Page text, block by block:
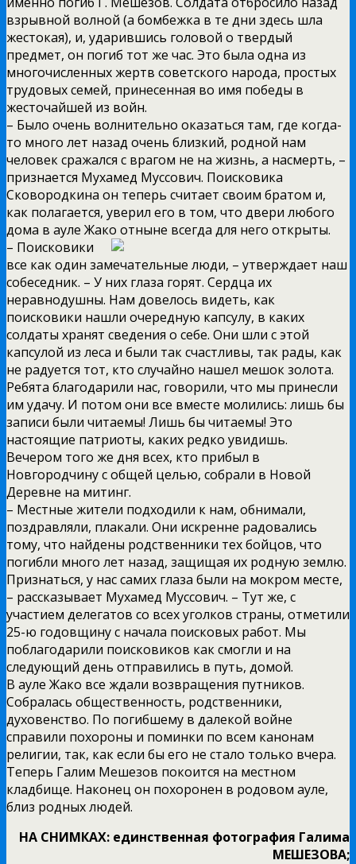
взрывной волной (а бомбежка в те дни здесь шла
жестокая), и, ударившись головой о твердый
предмет, он погиб тот же час. Это была одна из
многочисленных жертв советского народа, простых
трудовых семей, принесенная во имя победы в
жесточайшей из войн.
– Было очень волнительно оказаться там, где когда-
то много лет назад очень близкий, родной нам
человек сражался с врагом не на жизнь, а насмерть, –
признается Мухамед Муссович. Поисковика
Сковородкина он теперь считает своим братом и,
как полагается, уверил его в том, что двери любого
дома в ауле Жако отныне всегда для него открыты.
– Поисковики
все как один замечательные люди, – утверждает наш
собеседник. – У них глаза горят. Сердца их
неравнодушны. Нам довелось видеть, как
поисковики нашли очередную капсулу, в каких
солдаты хранят сведения о себе. Они шли с этой
капсулой из леса и были так счастливы, так рады, как
не радуется тот, кто случайно нашел мешок золота.
Ребята благодарили нас, говорили, что мы принесли
им удачу. И потом они все вместе молились: лишь бы
записи были читаемы! Лишь бы читаемы! Это
настоящие патриоты, каких редко увидишь.
Вечером того же дня всех, кто прибыл в
Новгородчину с общей целью, собрали в Новой
Деревне на митинг.
– Местные жители подходили к нам, обнимали,
поздравляли, плакали. Они искренне радовались
тому, что найдены родственники тех бойцов, что
погибли много лет назад, защищая их родную землю.
Признаться, у нас самих глаза были на мокром месте,
– рассказывает Мухамед Муссович. – Тут же, с
участием делегатов со всех уголков страны, отметили
25-ю годовщину с начала поисковых работ. Мы
поблагодарили поисковиков как смогли и на
следующий день отправились в путь, домой.
В ауле Жако все ждали возвращения путников.
Собралась общественность, родственники,
духовенство. По погибшему в далекой войне
справили похороны и поминки по всем канонам
религии, так, как если бы его не стало только вчера.
Теперь Галим Мешезов покоится на местном
кладбище. Наконец он похоронен в родовом ауле,
близ родных людей.
НА СНИМКАХ: единственная фотография Галима
МЕШЕЗОВА;